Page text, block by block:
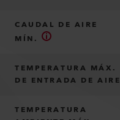
CAUDAL DE AIRE
MÍN.
TEMPERATURA MÁX.
DE ENTRADA DE AIRE
TEMPERATURA